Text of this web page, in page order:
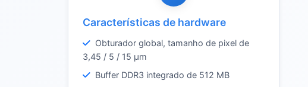
Características de hardware
Obturador global, tamanho de pixel de
3,45 / 5 / 15 µm
Buffer DDR3 integrado de 512 MB